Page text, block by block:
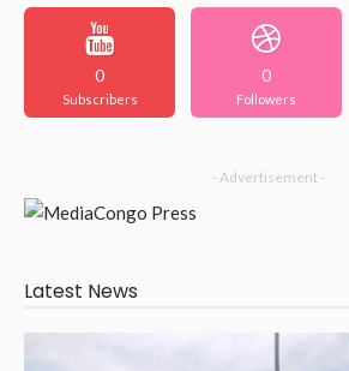
0
Subscribers
0
Followers
- Advertisement -
Latest News